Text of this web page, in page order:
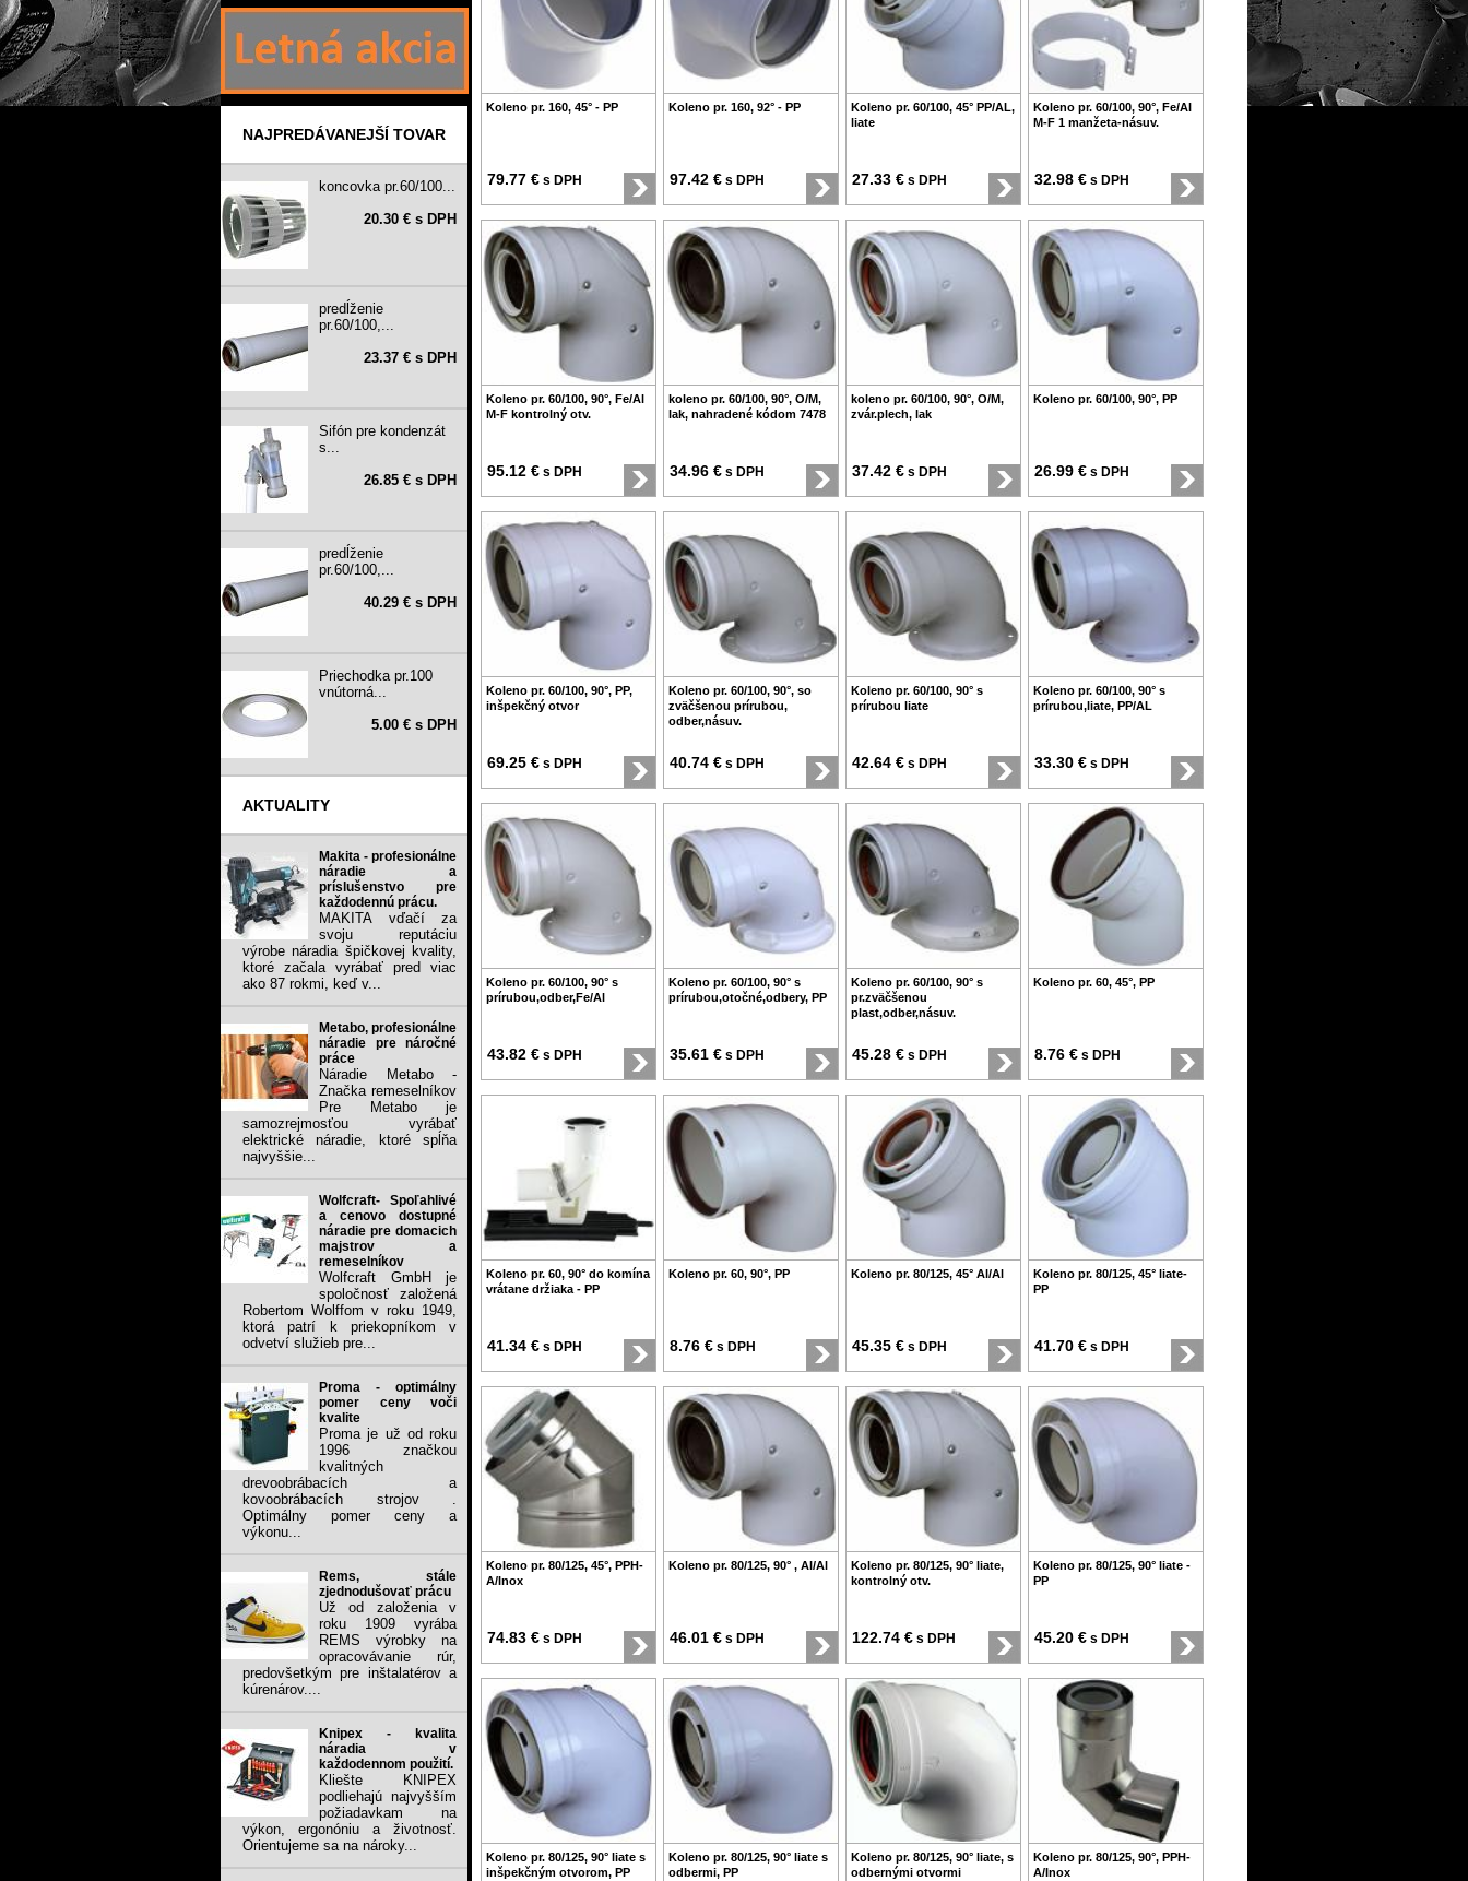
NAJPREDÁVANEJŠÍ TOVAR
koncovka pr.60/100...
20.30 € s DPH
predĺženie
pr.60/100,...
23.37 € s DPH
Sifón pre kondenzát
s...
26.85 € s DPH
predĺženie
pr.60/100,...
40.29 € s DPH
Priechodka pr.100
vnútorná...
5.00 € s DPH
AKTUALITY
Makita - profesionálne
náradie a
príslušenstvo pre
každodennú prácu.
MAKITA vďačí za
svoju reputáciu
výrobe náradia špičkovej kvality,
ktoré začala vyrábať pred viac
ako 87 rokmi, keď v...
Metabo, profesionálne
náradie pre náročné
práce
Náradie Metabo -
Značka remeselníkov
Pre Metabo je
samozrejmosťou vyrábať
elektrické náradie, ktoré spĺňa
najvyššie...
Wolfcraft- Spoľahlivé
a cenovo dostupné
náradie pre domacich
majstrov a
remeselníkov
Wolfcraft GmbH je
spoločnosť založená
Robertom Wolffom v roku 1949,
ktorá patrí k priekopníkom v
odvetví služieb pre...
Proma - optimálny
pomer ceny voči
kvalite
Proma je už od roku
1996 značkou
kvalitných
drevoobrábacích a
kovoobrábacích strojov .
Optimálny pomer ceny a
výkonu...
Rems, stále
zjednodušovať prácu
Už od založenia v
roku 1909 vyrába
REMS výrobky na
opracovávanie rúr,
predovšetkým pre inštalatérov a
kúrenárov....
Knipex - kvalita
náradia v
každodennom použití.
Kliešte KNIPEX
podliehajú najvyšším
požiadavkam na
výkon, ergonóniu a životnosť.
Orientujeme sa na nároky...
Koleno pr. 160, 45° - PP
79.77 € s DPH
Koleno pr. 160, 92° - PP
97.42 € s DPH
Koleno pr. 60/100, 45° PP/AL,
liate
27.33 € s DPH
Koleno pr. 60/100, 90°, Fe/Al
M-F 1 manžeta-násuv.
32.98 € s DPH
Koleno pr. 60/100, 90°, Fe/Al
M-F kontrolný otv.
95.12 € s DPH
koleno pr. 60/100, 90°, O/M,
lak, nahradené kódom 7478
34.96 € s DPH
koleno pr. 60/100, 90°, O/M,
zvár.plech, lak
37.42 € s DPH
Koleno pr. 60/100, 90°, PP
26.99 € s DPH
Koleno pr. 60/100, 90°, PP,
inšpekčný otvor
69.25 € s DPH
Koleno pr. 60/100, 90°, so
zväčšenou prírubou,
odber,násuv.
40.74 € s DPH
Koleno pr. 60/100, 90° s
prírubou liate
42.64 € s DPH
Koleno pr. 60/100, 90° s
prírubou,liate, PP/AL
33.30 € s DPH
Koleno pr. 60/100, 90° s
prírubou,odber,Fe/Al
43.82 € s DPH
Koleno pr. 60/100, 90° s
prírubou,otočné,odbery, PP
35.61 € s DPH
Koleno pr. 60/100, 90° s
pr.zväčšenou
plast,odber,násuv.
45.28 € s DPH
Koleno pr. 60, 45°, PP
8.76 € s DPH
Koleno pr. 60, 90° do komína
vrátane držiaka - PP
41.34 € s DPH
Koleno pr. 60, 90°, PP
8.76 € s DPH
Koleno pr. 80/125, 45° Al/Al
45.35 € s DPH
Koleno pr. 80/125, 45° liate-
PP
41.70 € s DPH
Koleno pr. 80/125, 45°, PPH-
A/Inox
74.83 € s DPH
Koleno pr. 80/125, 90° , Al/Al
46.01 € s DPH
Koleno pr. 80/125, 90° liate,
kontrolný otv.
122.74 € s DPH
Koleno pr. 80/125, 90° liate -
PP
45.20 € s DPH
Koleno pr. 80/125, 90° liate s
inšpekčným otvorom, PP
Koleno pr. 80/125, 90° liate s
odbermi, PP
Koleno pr. 80/125, 90° liate, s
odbernými otvormi
Koleno pr. 80/125, 90°, PPH-
A/Inox